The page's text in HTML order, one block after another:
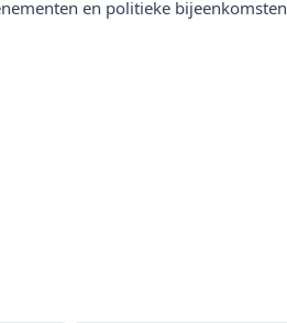
en politieke bijeenkomsten